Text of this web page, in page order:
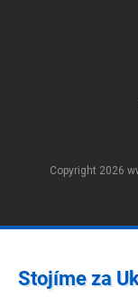
Copyright 2026
Stojíme za